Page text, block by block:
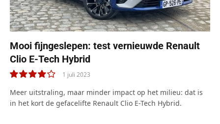
Mooi fijngeslepen: test vernieuwde Renault
Clio E-Tech Hybrid
8.0
1 juli 2023
Meer uitstraling, maar minder impact op het milieu: dat is
in het kort de gefacelifte Renault Clio E-Tech Hybrid.